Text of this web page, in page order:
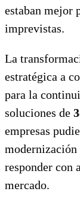
estaban mejor
imprevistas.
La
estratégica a
para la
soluciones de
empresas
responder con
mercado.